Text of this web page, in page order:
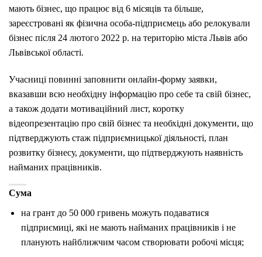
мають бізнес, що працює від 6 місяців та більше,
зареєстровані як фізична особа-підприємець або релокували
бізнес після 24 лютого 2022 р. на територію міста Львів або
Львівської області.
Учасниці повинні заповнити онлайн-форму заявки,
вказавши всю необхідну інформацію про себе та свій бізнес,
а також додати мотиваційний лист, коротку
відеопрезентацію про свій бізнес та необхідні документи, що
підтверджують стаж підприємницької діяльності, план
розвитку бізнесу, документи, що підтверджують наявність
найманих працівників.
Сума
на грант до 50 000 гривень можуть подаватися
підприємиці, які не мають найманих працівників і не
планують найближчим часом створювати робочі місця;